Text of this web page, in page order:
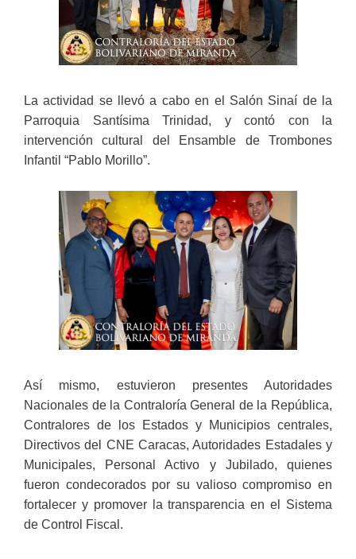
La actividad se llevó a cabo en el Salón Sinaí de la
Parroquia Santísima Trinidad, y contó con la
intervención cultural del Ensamble de Trombones
Infantil “Pablo Morillo”.
Así mismo, estuvieron presentes Autoridades
Nacionales de la Contraloría General de la República,
Contralores de los Estados y Municipios centrales,
Directivos del CNE Caracas, Autoridades Estadales y
Municipales, Personal Activo y Jubilado, quienes
fueron condecorados por su valioso compromiso en
fortalecer y promover la transparencia en el Sistema
de Control Fiscal.